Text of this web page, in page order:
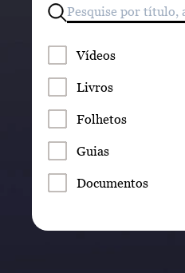
Vídeos
Livros
Folhetos
Guias
Documentos